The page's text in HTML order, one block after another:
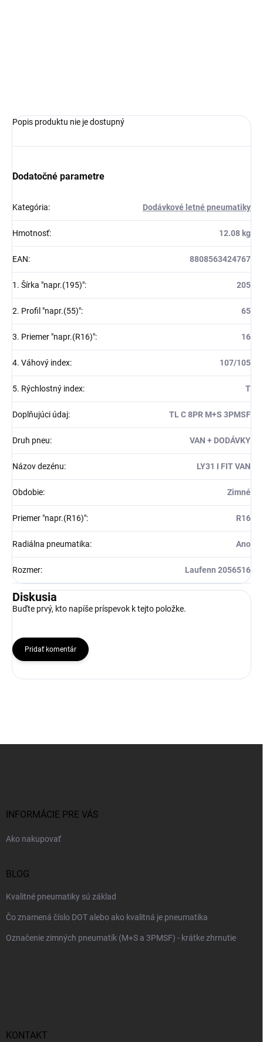
Popis produktu nie je dostupný
Dodatočné parametre
Kategória: Dodávkové letné pneumatiky
Hmotnosť: 12.08 kg
EAN: 8808563424767
1. Šírka "napr.(195)": 205
2. Profil "napr.(55)": 65
3. Priemer "napr.(R16)": 16
4. Váhový index: 107/105
5. Rýchlostný index: T
Doplňujúci údaj: TL C 8PR M+S 3PMSF
Druh pneu: VAN + DODÁVKY
Názov dezénu: LY31 I FIT VAN
Obdobie: Zimné
Priemer "napr.(R16)": R16
Radiálna pneumatika: Ano
Rozmer: Laufenn 2056516
Diskusia
Buďte prvý, kto napíše príspevok k tejto položke.
Pridať komentár
INFORMÁCIE PRE VÁS
Ako nakupovať
BLOG
Kvalitné pneumatiky sú základ
Čo znamená číslo DOT alebo ako kvalitná je pneumatika
Označenie zimných pneumatík (M+S a 3PMSF) - krátke zhrnutie
KONTAKT